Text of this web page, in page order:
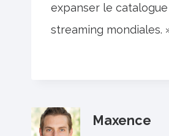
expanser le
streaming mondiales.
Maxence